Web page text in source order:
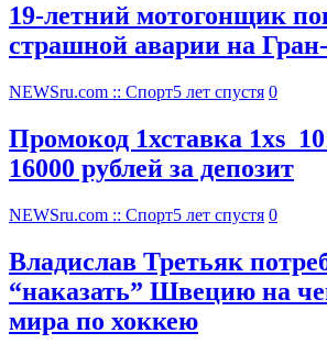
19-летний мотогонщик
страшной аварии на
NEWSru.com :: Спорт5 лет спустя 0
Промокод 1хставка
16000 рублей за депозит
NEWSru.com :: Спорт5 лет спустя 0
Владислав Третьяк
“наказать” Швецию на
мира по хоккею